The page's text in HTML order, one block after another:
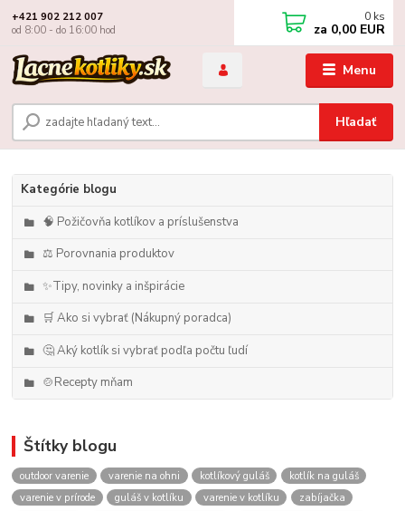
Menu
Hľadať
+421 902 212 007
od 8:00 - do 16:00 hod
0 ks
za 0,00 EUR
Kategórie blogu
🧠 Požičovňa kotlíkov a príslušenstva
⚖️ Porovnania produktov
✨Tipy, novinky a inšpirácie
🛒 Ako si vybrať (Nákupný poradca)
🤔 Aký kotlík si vybrať podľa počtu ľudí
🍲Recepty mňam
Štítky blogu
outdoor varenie varenie na ohni kotlíkový guláš
kotlík na guláš
varenie v prírode
guláš v kotlíku varenie v kotlíku
zabíjačka